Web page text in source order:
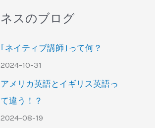
ネスのブログ
｢ネイティブ講師｣って何？
2024-10-31
アメリカ英語とイギリス英語っ
て違う！？
2024-08-19